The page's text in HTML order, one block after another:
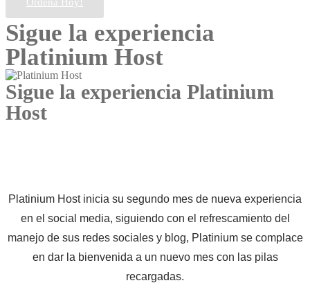
Sigue la experiencia
Platinium Host
Sigue la experiencia Platinium
Host
Platinium Host inicia su segundo mes de nueva experiencia
en el social media, siguiendo con el refrescamiento del
manejo de sus redes sociales y blog, Platinium se complace
en dar la bienvenida a un nuevo mes con las pilas
recargadas.